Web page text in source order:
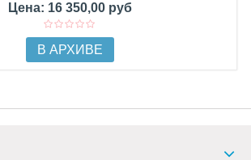
Цена: 16 350,00 руб
В АРХИВЕ